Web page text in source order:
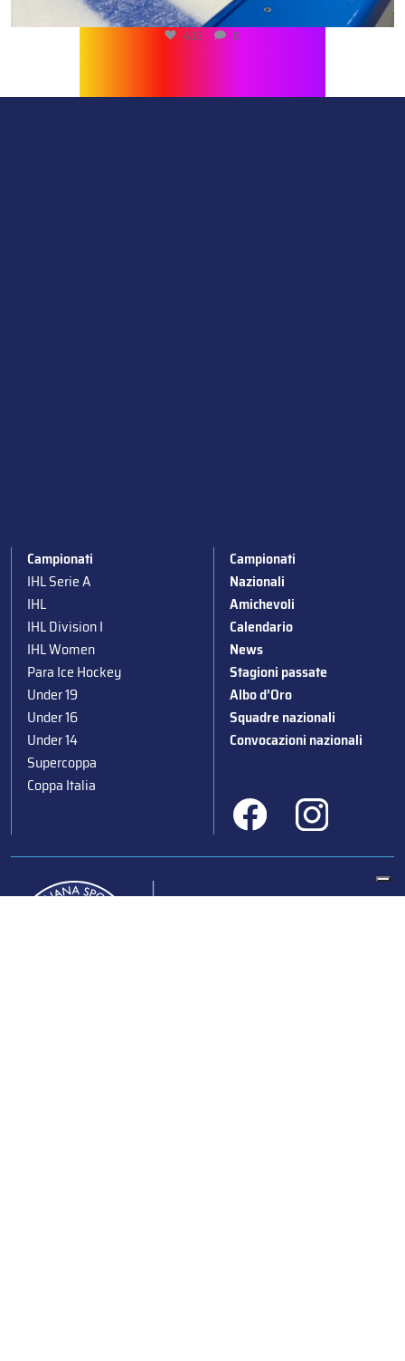
432 0
Campionati
IHL Serie A
IHL
IHL Division I
IHL Women
Para Ice Hockey
Under 19
Under 16
Under 14
Supercoppa
Coppa Italia
Campionati
Nazionali
Amichevoli
Calendario
News
Stagioni passate
Albo d’Oro
Squadre nazionali
Convocazioni nazionali